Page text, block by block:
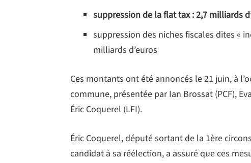
suppression de la flat tax : 2,7 milliards
suppression des niches fiscales dites «
milliards d’euros
Ces montants ont été annoncés le 21 juin, à
commune, présentée par Ian Brossat (PCF),
Éric Coquerel (LFI).
Éric Coquerel, député sortant de la 1ère
candidat à sa réélection, a assuré que ces